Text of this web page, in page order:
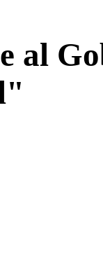
al